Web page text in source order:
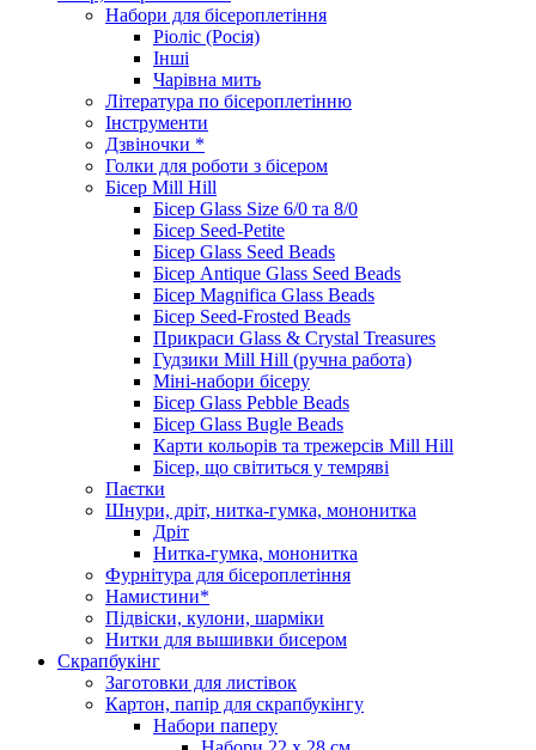
Набори для бісероплетіння
Ріоліс (Росія)
Інші
Чарівна мить
Література по бісероплетінню
Інструменти
Дзвіночки *
Голки для роботи з бісером
Бісер Mill Hill
Бісер Glass Size 6/0 та 8/0
Бісер Seed-Petite
Бісер Glass Seed Beads
Бісер Antique Glass Seed Beads
Бісер Magnifica Glass Beads
Бісер Seed-Frosted Beads
Прикраси Glass & Crystal Treasures
Гудзики Mill Hill (ручна работа)
Міні-набори бісеру
Бісер Glass Pebble Beads
Бісер Glass Bugle Beads
Карти кольорів та трежерсів Mill Hill
Бісер, що світиться у темряві
Паєтки
Шнури, дріт, нитка-гумка, мононитка
Дріт
Нитка-гумка, мононитка
Фурнітура для бісероплетіння
Намистини*
Підвіски, кулони, шарміки
Нитки для вышивки бисером
Скрапбукінг
Заготовки для листівок
Картон, папір для скрапбукінгу
Набори паперу